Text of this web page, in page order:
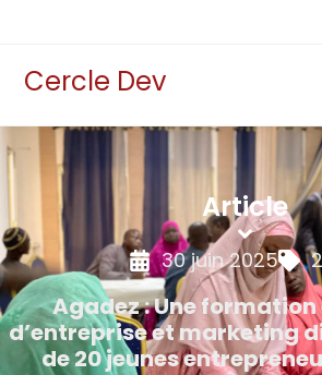
Cercle Dev
Article
30 juin 2025
Agadez : Une
d’entreprise et marketing
de 20 jeunes